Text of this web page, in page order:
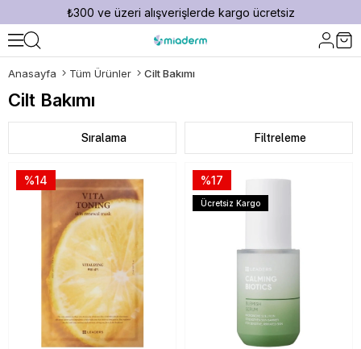
₺300 ve üzeri alışverişlerde kargo ücretsiz
Anasayfa Tüm Ürünler Cilt Bakımı
Cilt Bakımı
Filtreleme
Sıralama
%14 %17
Ücretsiz Kargo